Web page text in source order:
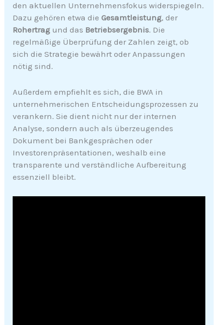
den aktuellen Unternehmensfokus widerspiegeln.
Dazu gehören etwa dieGesamtleistung, der
Rohertrag und das Betriebsergebnis. Die
regelmäßige Überprüfung der Zahlen zeigt, ob
sich die Strategie bewährt oder Anpassungen
nötig sind.
Außerdem empfiehlt es sich, die BWA in
unternehmerischen Entscheidungsprozessen zu
verankern. Sie dient nicht nur der internen
Analyse, sondern auch als überzeugendes
Dokument bei Bankgesprächen oder
Investorenpräsentationen, weshalb eine
transparente und verständliche Aufbereitung
essenziell bleibt.